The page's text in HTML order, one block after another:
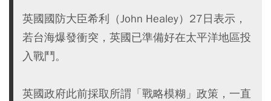
英國國防大臣希利（John Healey）27日表示，
若台海爆發衝突，英國已準備好在太平洋地區投
入戰鬥。
英國政府此前採取所謂「戰略模糊」政策，一直